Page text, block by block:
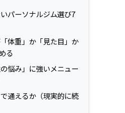
パーソナルジム選び7
体重」か「見た目」か
る
悩み」に強いメニュー
通えるか（現実的に続